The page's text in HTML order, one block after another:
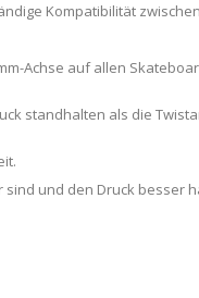
Kompatibilität
Achse auf allen
standhalten als die
und den Druck besser